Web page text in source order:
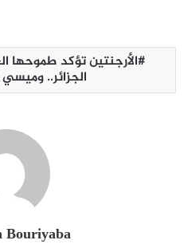
الأرجنتين تؤكد طموحها
الجزائر..
Bouriyaba